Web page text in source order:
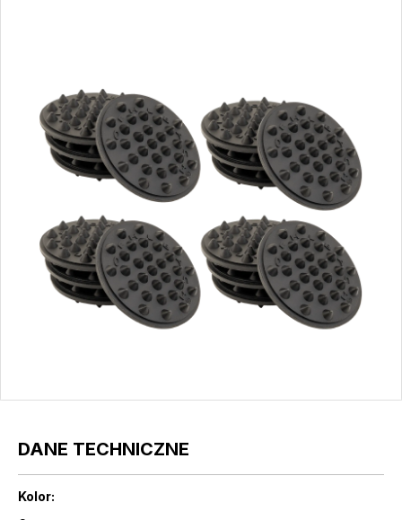
DANE TECHNICZNE
Kolor: